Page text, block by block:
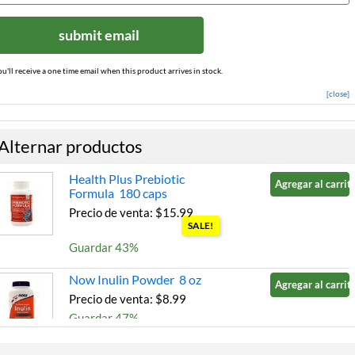
submit email
receive a one time email when this product arrives in stock.
[close]
productos
Health Plus Prebiotic
Formula 180 caps
Precio de venta: $15.99
SALE!
Guardar 43%
Agregar al
Now Inulin Powder 8 oz
Precio de venta: $8.99
Guardar 47%
Agregar al